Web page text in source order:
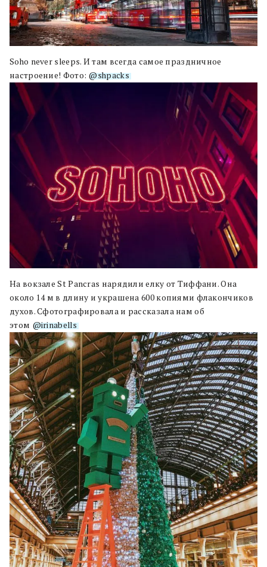
Soho never sleeps. И там всегда самое праздничное
настроение! Фото: @shpacks
На вокзале St Pancras нарядили елку от Тиффани. Она
около 14 м в длину и украшена 600 копиями флакончиков
духов. Сфотографировала и рассказала нам об
этом @irinabells